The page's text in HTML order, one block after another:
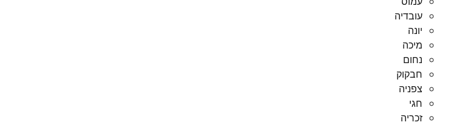
עובדיה
יונה
מיכה
נחום
חבקוק
צפניה
חגי
זכריה